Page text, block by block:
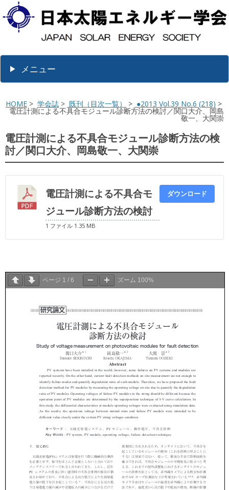
メニュー
HOME > 学会誌 > 既刊（目次一覧） > ●2013 Vol.39 No.6 (218) >
電圧計測による不具合モジュール診断方法の検討／関口大介、岡島
敬一、大関崇
電圧計測による不具合モジュール診断方法の検
討／関口大介、岡島敬一、大関崇
電圧計測による不具合モ
ジュール診断方法の検討
1 ファイル 1.35 MB
ダウンロード
ページ 1 / 6 ズーム 100%